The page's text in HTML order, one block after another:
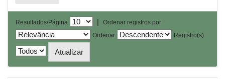
Resultados/Página |
Ordenar registros por
Ordenar
Registro(s)